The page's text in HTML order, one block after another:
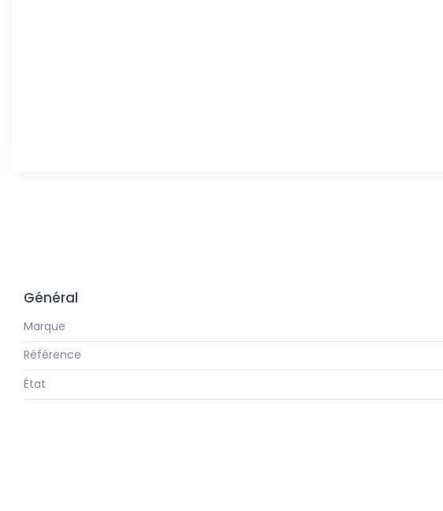
Général
Marque
Référence
État